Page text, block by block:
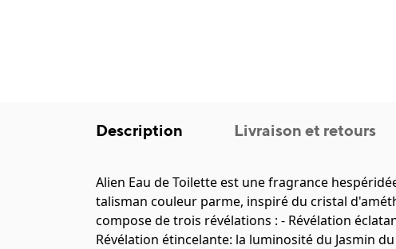
Description Livraison et retours
Alien Eau de Toilette est une fragrance
talisman couleur parme, inspiré du cristal
compose de trois révélations : - Révélation
Révélation étincelante: la luminosité du Jasmin